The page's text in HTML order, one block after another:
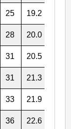
25 19.2
28 20.0
31 20.5
31 21.3
33 21.9
36 22.6